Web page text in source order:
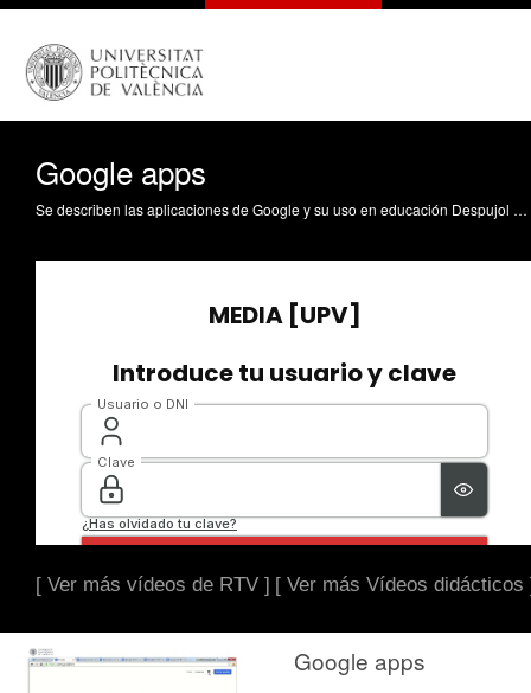
Google apps
Se describen las aplicaciones de Google y su uso en educación Despujol Zabala, I. (2016). Google apps. https://riunet.upv.es/handle/10251/67800 DER
[ Ver más vídeos de RTV ] [ Ver más Vídeos didácticos
Google apps